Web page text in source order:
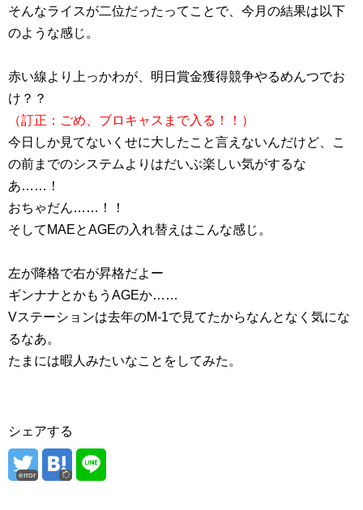
そんなライスが二位だったってことで、今月の結果は以下
のような感じ。
赤い線より上っかわが、明日賞金獲得競争やるめんつでお
け？？
（訂正：ごめ、ブロキャスまで入る！！）
今日しか見てないくせに大したこと言えないんだけど、こ
の前までのシステムよりはだいぶ楽しい気がするな
あ……！
おちゃだん……！！
そしてMAEとAGEの入れ替えはこんな感じ。
左が降格で右が昇格だよー
ギンナナとかもうAGEか……
Vステーションは去年のM-1で見てたからなんとなく気にな
るなあ。
たまには暇人みたいなことをしてみた。
シェアする
error